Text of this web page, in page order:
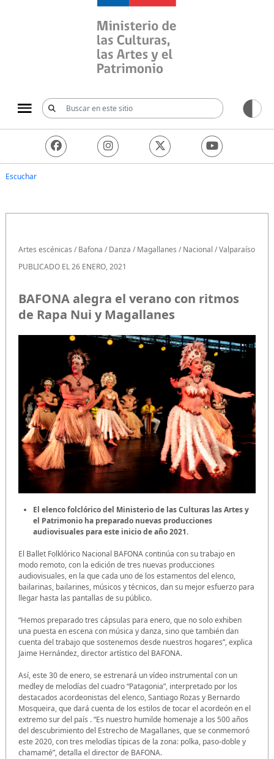
Ministerio de las
Escuchar
Artes escénicas /Bafona /Danza /Magallanes /Nacional /Valparaíso
PUBLICADO EL 26 ENERO, 2021
BAFONA alegra el verano con ritmos
de Rapa Nui y Magallanes
El elenco folclórico del Ministerio de las Culturas las Artes y
el Patrimonio ha preparado nuevas producciones
audiovisuales para este inicio de año 2021.
El Ballet Folklórico Nacional BAFONA continúa con su trabajo en
modo remoto, con la edición de tres nuevas producciones
audiovisuales, en la que cada uno de los estamentos del elenco,
bailarinas, bailarines, músicos y técnicos, dan su mejor esfuerzo para
llegar hasta las pantallas de su público.
“Hemos preparado tres cápsulas para enero, que no solo exhiben
una puesta en escena con música y danza, sino que también dan
cuenta del trabajo que sostenemos desde nuestros hogares”, explica
Jaime Hernández, director artístico del BAFONA.
Así, este 30 de enero, se estrenará un vídeo instrumental con un
medley de melodías del cuadro “Patagonia”, interpretado por los
destacados acordeonistas del elenco, Santiago Rozas y Bernardo
Mosqueira, que dará cuenta de los estilos de tocar el acordeón en el
extremo sur del país . “Es nuestro humilde homenaje a los 500 años
del descubrimiento del Estrecho de Magallanes, que se conmemoró
este 2020, con tres melodías típicas de la zona: polka, paso-doble y
chamamé”, detalla el director de BAFONA.